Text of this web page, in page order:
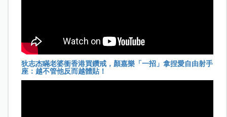
狄志杰瞞老婆衝香港買鑽戒，顏嘉樂「一招」拿捏愛自由射手
座：越不管他反而越體貼！